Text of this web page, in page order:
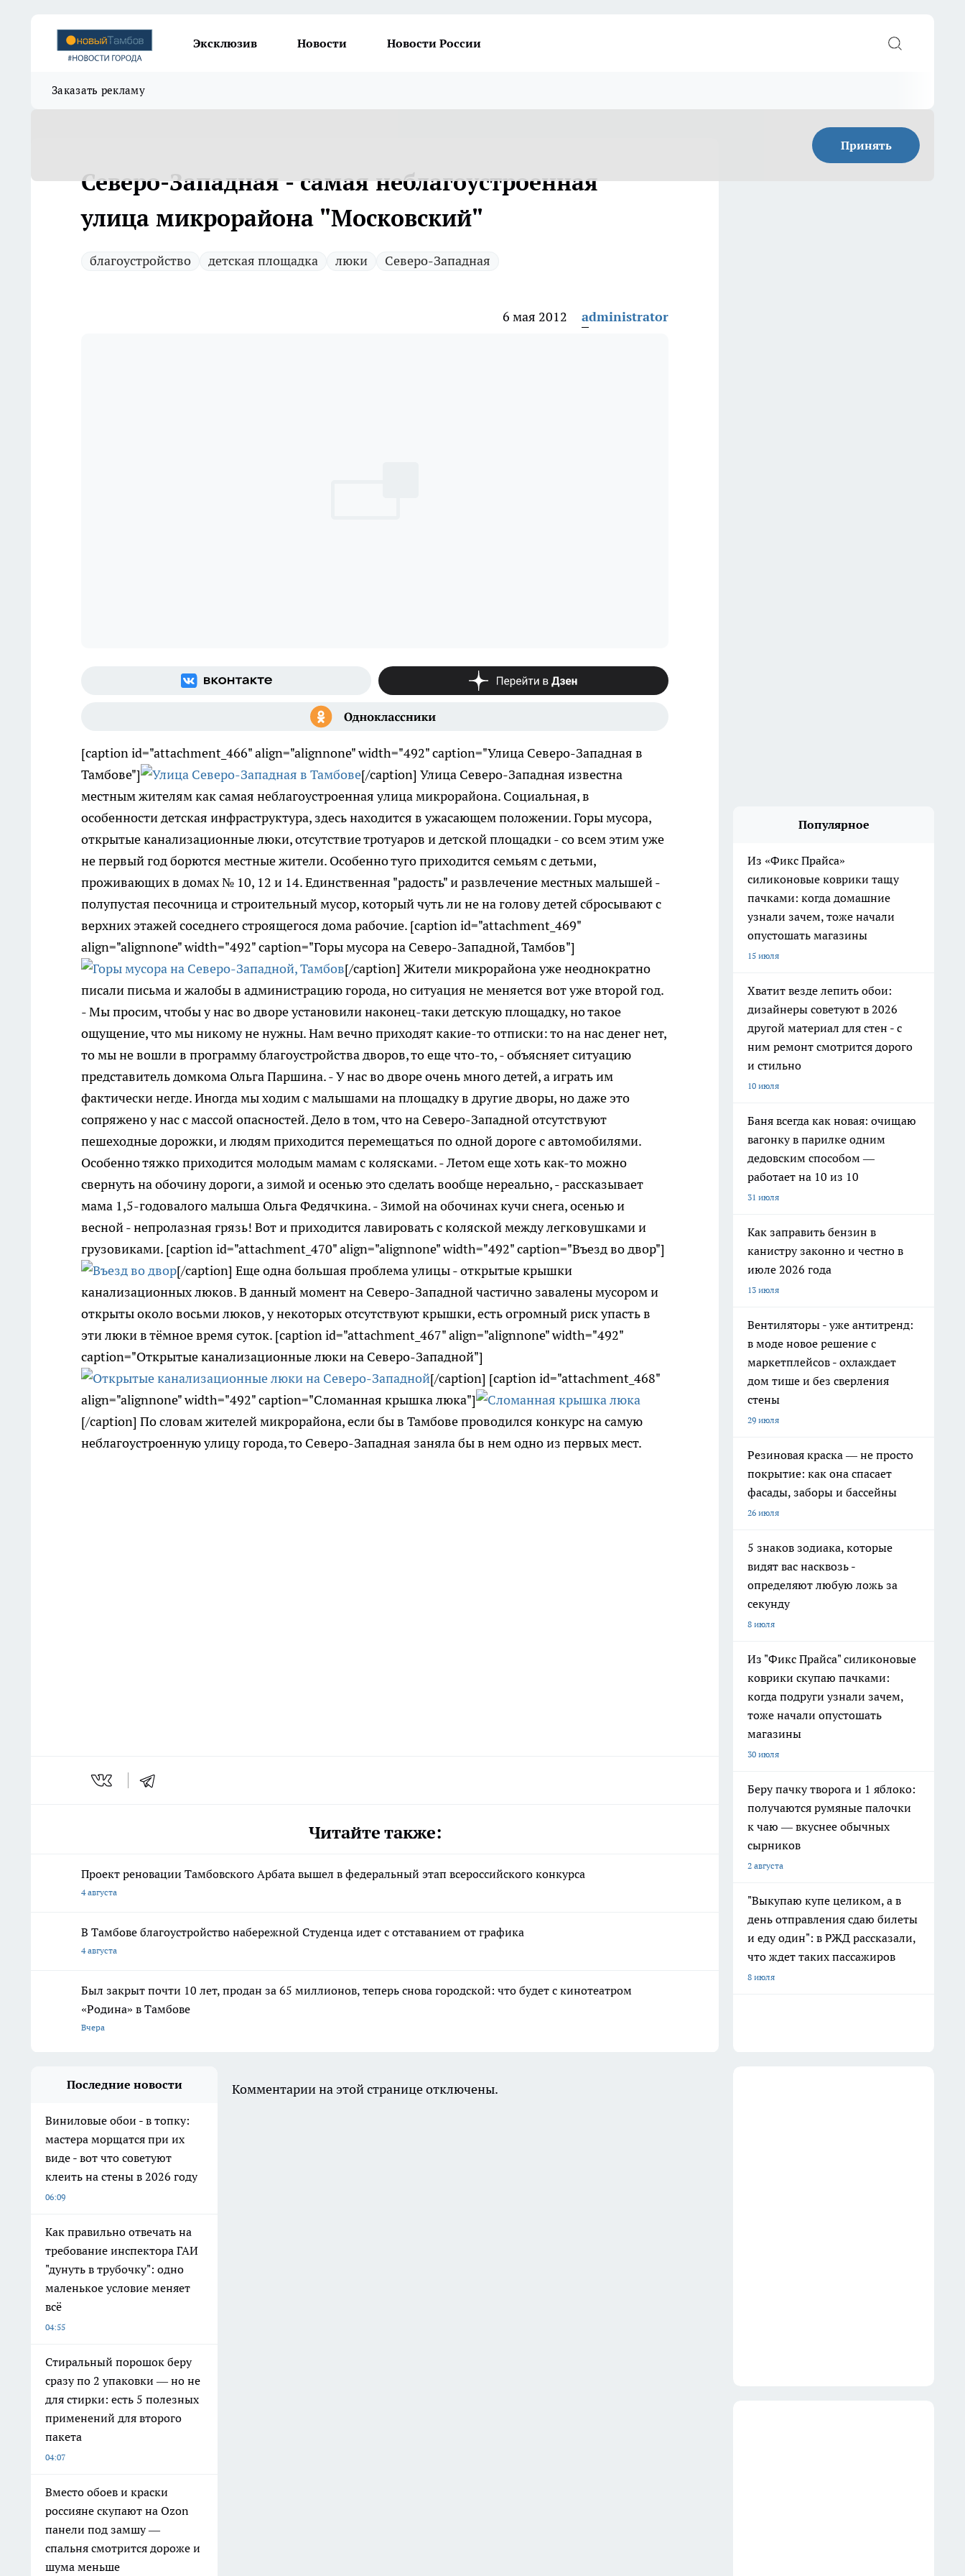
Эксклюзив Новости Новости России
Заказать рекламу
Принять
Северо-Западная - самая неблагоустроенная
улица микрорайона "Московский"
благоустройство детская площадка люки Северо-Западная
6 мая 2012 administrator
[caption id="attachment_466" align="alignnone" width="492" caption="Улица Северо-Западная в
Тамбове"]
[/caption] Улица Северо-Западная известна
местным жителям как самая неблагоустроенная улица микрорайона. Социальная, в
особенности детская инфраструктура, здесь находится в ужасающем положении. Горы мусора,
открытые канализационные люки, отсутствие тротуаров и детской площадки - со всем этим уже
не первый год борются местные жители. Особенно туго приходится семьям с детьми,
проживающих в домах № 10, 12 и 14. Единственная "радость" и развлечение местных малышей -
полупустая песочница и строительный мусор, который чуть ли не на голову детей сбросывают с
верхних этажей соседнего строящегося дома рабочие. [caption id="attachment_469"
align="alignnone" width="492" caption="Горы мусора на Северо-Западной, Тамбов"]
[/caption] Жители микрорайона уже неоднократно
писали письма и жалобы в администрацию города, но ситуация не меняется вот уже второй год.
- Мы просим, чтобы у нас во дворе установили наконец-таки детскую площадку, но такое
ощущение, что мы никому не нужны. Нам вечно приходят какие-то отписки: то на нас денег нет,
то мы не вошли в программу благоустройства дворов, то еще что-то, - объясняет ситуацию
представитель домкома Ольга Паршина. - У нас во дворе очень много детей, а играть им
фактически негде. Иногда мы ходим с малышами на площадку в другие дворы, но даже это
сопряжено у нас с массой опасностей. Дело в том, что на Северо-Западной отсутствуют
пешеходные дорожки, и людям приходится перемещаться по одной дороге с автомобилями.
Особенно тяжко приходится молодым мамам с колясками. - Летом еще хоть как-то можно
свернуть на обочину дороги, а зимой и осенью это сделать вообще нереально, - рассказывает
мама 1,5-годовалого малыша Ольга Федячкина. - Зимой на обочинах кучи снега, осенью и
весной - непролазная грязь! Вот и приходится лавировать с коляской между легковушками и
грузовиками. [caption id="attachment_470" align="alignnone" width="492" caption="Въезд во двор"]
[/caption] Еще одна большая проблема улицы - открытые крышки
канализационных люков. В данный момент на Северо-Западной частично завалены мусором и
открыты около восьми люков, у некоторых отсутствуют крышки, есть огромный риск упасть в
эти люки в тёмное время суток. [caption id="attachment_467" align="alignnone" width="492"
caption="Открытые канализационные люки на Северо-Западной"]
[/caption] [caption id="attachment_468"
align="alignnone" width="492" caption="Сломанная крышка люка"]
[/caption] По словам жителей микрорайона, если бы в Тамбове проводился конкурс на самую
неблагоустроенную улицу города, то Северо-Западная заняла бы в нем одно из первых мест.
Читайте также:
Проект реновации Тамбовского Арбата вышел в федеральный этап всероссийского конкурса
4 августа
В Тамбове благоустройство набережной Студенца идет с отставанием от графика
4 августа
Был закрыт почти 10 лет, продан за 65 миллионов, теперь снова городской: что будет с кинотеатром
«Родина» в Тамбове
Вчера
Популярное
Из «Фикс Прайса»
силиконовые коврики тащу
пачками: когда домашние
узнали зачем, тоже начали
опустошать магазины
15 июля
Хватит везде лепить обои:
дизайнеры советуют в 2026
другой материал для стен - с
ним ремонт смотрится дорого
и стильно
10 июля
Баня всегда как новая: очищаю
вагонку в парилке одним
дедовским способом —
работает на 10 из 10
31 июля
Как заправить бензин в
канистру законно и честно в
июле 2026 года
13 июля
Вентиляторы - уже антитренд:
в моде новое решение с
маркетплейсов - охлаждает
дом тише и без сверления
стены
29 июля
Резиновая краска — не просто
покрытие: как она спасает
фасады, заборы и бассейны
26 июля
5 знаков зодиака, которые
видят вас насквозь -
определяют любую ложь за
секунду
8 июля
Из "Фикс Прайса" силиконовые
коврики скупаю пачками:
когда подруги узнали зачем,
тоже начали опустошать
магазины
30 июля
Беру пачку творога и 1 яблоко:
получаются румяные палочки
к чаю — вкуснее обычных
сырников
2 августа
"Выкупаю купе целиком, а в
день отправления сдаю билеты
и еду один": в РЖД рассказали,
что ждет таких пассажиров
8 июля
Последние новости
Виниловые обои - в топку:
мастера морщатся при их
виде - вот что советуют
клеить на стены в 2026 году
06:09
Как правильно отвечать на
требование инспектора ГАИ
"дунуть в трубочку": одно
маленькое условие меняет
всё
04:55
Стиральный порошок беру
сразу по 2 упаковки — но не
для стирки: есть 5 полезных
применений для второго
пакета
04:07
Вместо обоев и краски
россияне скупают на Ozon
панели под замшу —
спальня смотрится дороже и
шума меньше
Комментарии на этой странице отключены.